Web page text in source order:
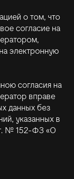
о том, что
согласие на
электронную
согласия на
вправе
данных без
указанных в
№ 152-ФЗ «О